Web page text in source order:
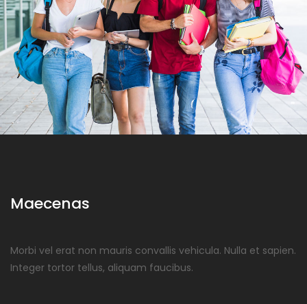
Maecenas
Morbi vel erat non mauris convallis vehicula. Nulla et sapien.
Integer tortor tellus, aliquam faucibus.